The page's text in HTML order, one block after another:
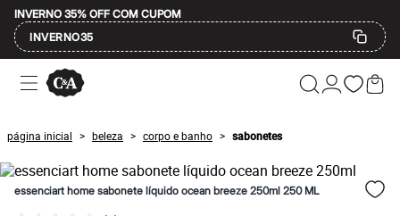
INVERNO 35% OFF COM CUPOM
INVERNO35
Ofertas
Compre por Departamento
Masculino
Infantil
Calçados
Mindse7
Plus Size
Até 20% off
página inicial > beleza > corpo e banho > sabonetes
essenciart home sabonete líquido ocean breeze 250ml 250 ML